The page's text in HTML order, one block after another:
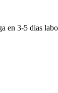
en 3-5 dias